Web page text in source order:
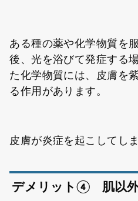
ある種の薬や化学物質を
後、光を浴びて発症する
た化学物質には、皮膚を
る作用があります。
皮膚が炎症を起こしてし
デメリット④ 肌以外